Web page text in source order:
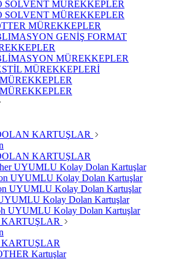
SOLVENT MÜREKKEPLER
SOLVENT MÜREKKEPLER
MÜREKKEPLER
GENİŞ FORMAT
MÜREKKEPLER
MÜREKKEPLERİ
KARTUŞLAR
KARTUŞLAR
UYUMLU Kolay Dolan Kartuşlar
UYUMLU Kolay Dolan Kartuşlar
UYUMLU Kolay Dolan Kartuşlar
Kolay Dolan Kartuşlar
UYUMLU Kolay Dolan Kartuşlar
Kartuşlar